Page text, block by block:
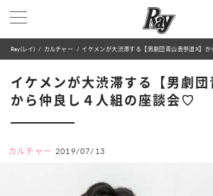
Ray(レイ) カルチャー イケメンが大渋滞する【男劇団青山表参道X】
イケメンが大渋滞する【男劇団
から仲良し４人組の座談会♡
カルチャー 2019/07/13